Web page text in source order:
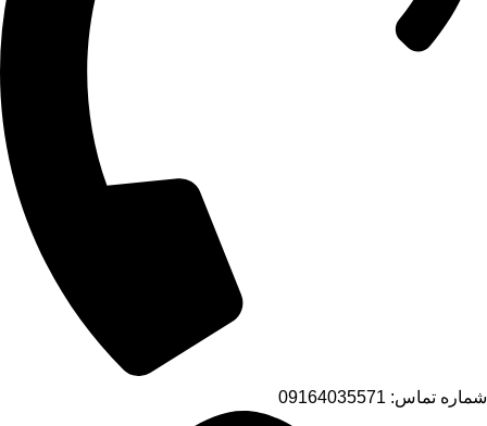
شماره تماس: 09164035571